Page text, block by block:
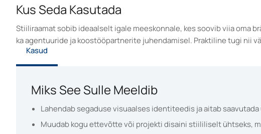
Kus Seda Kasutada
Stiiliraamat sobib ideaalselt igale meeskonnale, kes soovib viia oma
ka agentuuride ja koostööpartnerite juhendamisel. Praktiline tugi nii
Kasud
Miks See Sulle Meeldib
Lahendab segaduse visuaalses identiteedis ja aitab
Muudab kogu ettevõtte või projekti disaini stiililiselt ühtseks,